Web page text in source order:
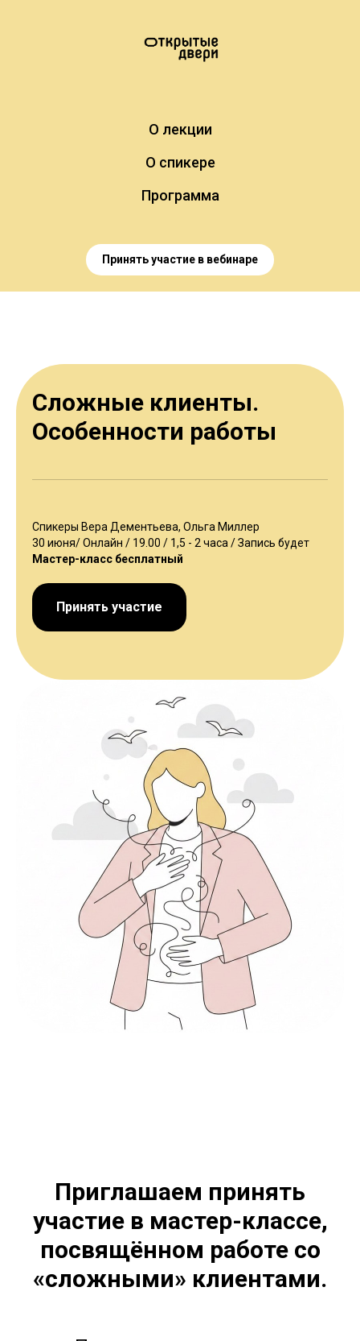
О лекции
О спикере
Программа
Принять участие в вебинаре
Сложные клиенты.
Особенности работы
Спикеры Вера Дементьева, Ольга Миллер
30 июня/ Онлайн / 19.00 / 1,5 - 2 часа / Запись будет
Мастер-класс бесплатный
Принять участие
Приглашаем принять
участие в мастер-классе,
посвящённом работе со
«сложными» клиентами.